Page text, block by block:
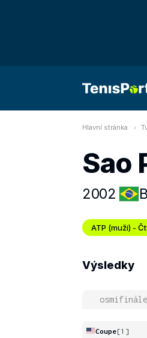
Hlavní stránka
Sao
2002
ATP (muži) -
Výsledky
osmifinále
Coupe[1]